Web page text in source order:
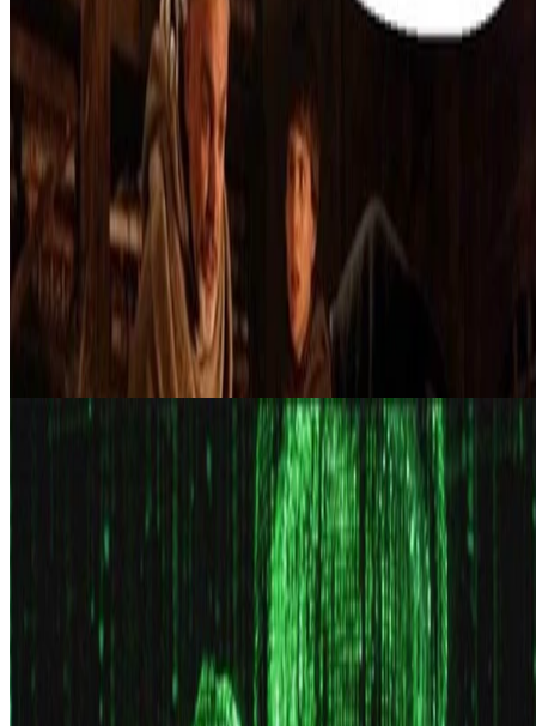
Typography
L'algorithme de Knuth-Plass
Justification de paragraphe, et le modèle de TeX.
Read more